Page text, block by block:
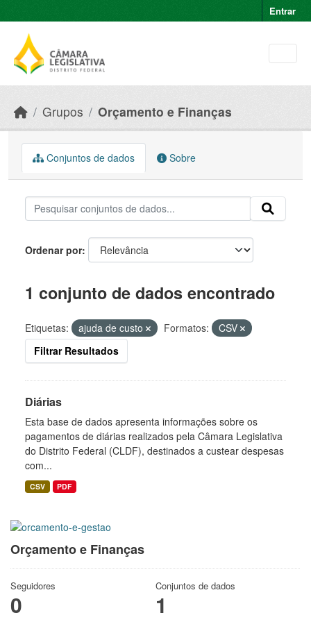
Entrar
Grupos Orçamento e Finanças
Orçamento e Finanças
Seguidores
0
Conjuntos de dados
1
Conjuntos de dados Sobre
Ordenar por
1 conjunto de dados encontrado
Etiquetas: ajuda de custo Formatos:
CSV
Filtrar Resultados
Diárias
Esta base de dados apresenta informações sobre os
pagamentos de diárias realizados pela Câmara Legislativa
do Distrito Federal (CLDF), destinados a custear despesas
com...
CSV PDF